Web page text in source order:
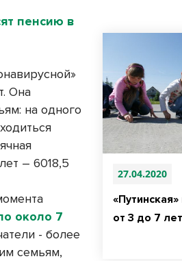
27.04.2020
от 3 до 7
пенсию в
Она
на одного
– 6018,5
около 7
- более
семьям,